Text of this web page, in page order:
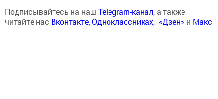
Подписывайтесь на наш Telegram-канал, а также
читайте нас Вконтакте,Одноклассниках, «Дзен» и Макс